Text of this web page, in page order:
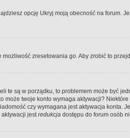
opcję Ukryj moją obecność na
możliwość zresetowania go. Aby zrobić to
te są w porządku, to problemem może być
może twoje konto wymaga aktywacji?
czy wymagana jest aktywacja konta.
aktywacji jestredukcja dostępu do forum osób